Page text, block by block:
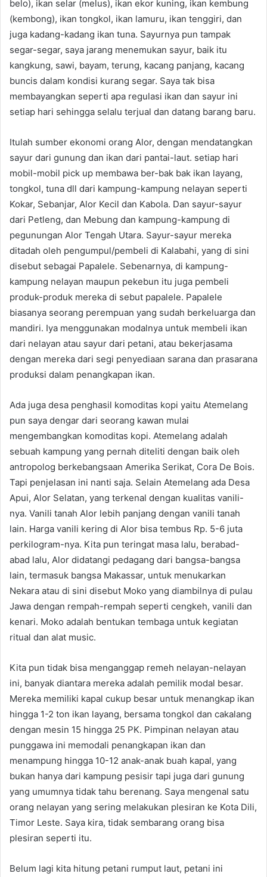
belo), ikan selar (melus), ikan ekor kuning, ikan kembung
(kembong), ikan tongkol, ikan lamuru, ikan tenggiri, dan
juga kadang-kadang ikan tuna. Sayurnya pun tampak
segar-segar, saya jarang menemukan sayur, baik itu
kangkung, sawi, bayam, terung, kacang panjang, kacang
buncis dalam kondisi kurang segar. Saya tak bisa
membayangkan seperti apa regulasi ikan dan sayur ini
setiap hari sehingga selalu terjual dan datang barang baru.
Itulah sumber ekonomi orang Alor, dengan mendatangkan
sayur dari gunung dan ikan dari pantai-laut. setiap hari
mobil-mobil pick up membawa ber-bak bak ikan layang,
tongkol, tuna dll dari kampung-kampung nelayan seperti
Kokar, Sebanjar, Alor Kecil dan Kabola. Dan sayur-sayur
dari Petleng, dan Mebung dan kampung-kampung di
pegunungan Alor Tengah Utara. Sayur-sayur mereka
ditadah oleh pengumpul/pembeli di Kalabahi, yang di sini
disebut sebagai Papalele. Sebenarnya, di kampung-
kampung nelayan maupun pekebun itu juga pembeli
produk-produk mereka di sebut papalele. Papalele
biasanya seorang perempuan yang sudah berkeluarga dan
mandiri. Iya menggunakan modalnya untuk membeli ikan
dari nelayan atau sayur dari petani, atau bekerjasama
dengan mereka dari segi penyediaan sarana dan prasarana
produksi dalam penangkapan ikan.
Ada juga desa penghasil komoditas kopi yaitu Atemelang
pun saya dengar dari seorang kawan mulai
mengembangkan komoditas kopi. Atemelang adalah
sebuah kampung yang pernah diteliti dengan baik oleh
antropolog berkebangsaan Amerika Serikat, Cora De Bois.
Tapi penjelasan ini nanti saja. Selain Atemelang ada Desa
Apui, Alor Selatan, yang terkenal dengan kualitas vanili-
nya. Vanili tanah Alor lebih panjang dengan vanili tanah
lain. Harga vanili kering di Alor bisa tembus Rp. 5-6 juta
perkilogram-nya. Kita pun teringat masa lalu, berabad-
abad lalu, Alor didatangi pedagang dari bangsa-bangsa
lain, termasuk bangsa Makassar, untuk menukarkan
Nekara atau di sini disebut Moko yang diambilnya di pulau
Jawa dengan rempah-rempah seperti cengkeh, vanili dan
kenari. Moko adalah bentukan tembaga untuk kegiatan
ritual dan alat music.
Kita pun tidak bisa menganggap remeh nelayan-nelayan
ini, banyak diantara mereka adalah pemilik modal besar.
Mereka memiliki kapal cukup besar untuk menangkap ikan
hingga 1-2 ton ikan layang, bersama tongkol dan cakalang
dengan mesin 15 hingga 25 PK. Pimpinan nelayan atau
punggawa ini memodali penangkapan ikan dan
menampung hingga 10-12 anak-anak buah kapal, yang
bukan hanya dari kampung pesisir tapi juga dari gunung
yang umumnya tidak tahu berenang. Saya mengenal satu
orang nelayan yang sering melakukan plesiran ke Kota Dili,
Timor Leste. Saya kira, tidak sembarang orang bisa
plesiran seperti itu.
Belum lagi kita hitung petani rumput laut, petani ini